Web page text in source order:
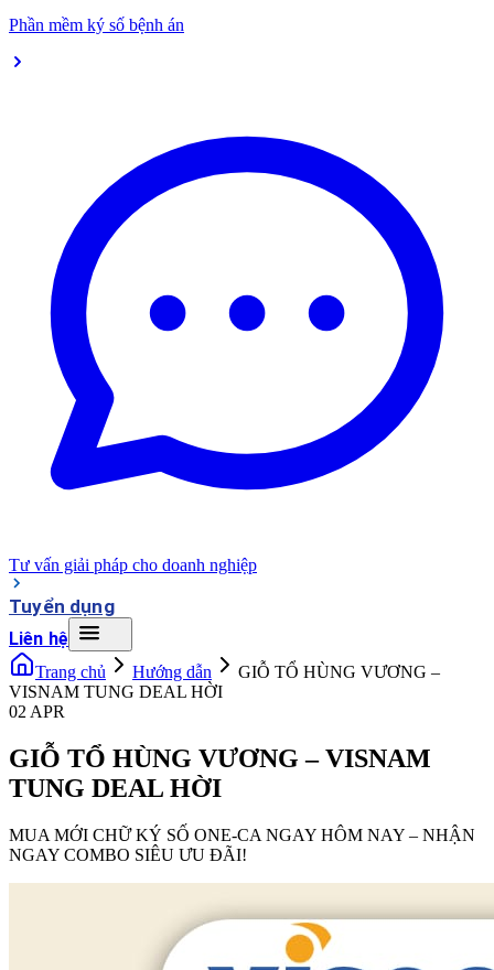
Phần mềm ký số bệnh án
Tư vấn giải pháp cho doanh nghiệp
Tuyển dụng
Liên hệ
Trang chủ Hướng dẫn
GIỖ TỔ HÙNG VƯƠNG –
VISNAM TUNG DEAL HỜI
02 APR
GIỖ TỔ HÙNG VƯƠNG – VISNAM
TUNG DEAL HỜI
MUA MỚI CHỮ KÝ SỐ ONE-CA NGAY HÔM NAY – NHẬN
NGAY COMBO SIÊU ƯU ĐÃI!